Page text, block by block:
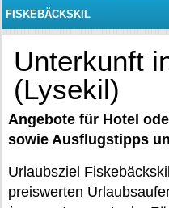
FISKEBÄCKSKIL
Unterkunft
(Lysekil)
Angebote für Hotel
sowie Ausflugstipps
Urlaubsziel
preiswerten